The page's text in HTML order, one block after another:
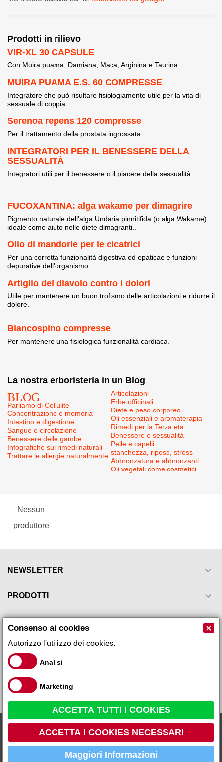
Collagene marino polvere...
16,00 € 9,60 €
AGGIUNGI AL CARRELLO
Prodotti in rilievo
VIR-XL 30 CAPSULE
Con Muira puama, Damiana, Maca, Arginina e Taurina.
MUIRA PUAMA E.S. 60 COMPRESSE
Integratore che può risultare fisiologiamente utile per la vita di
sessuale di coppia.
Serenoa repens 120 compresse
Per il trattamento della prostata ingrossata.
INTEGRATORI PER IL BENESSERE DELLA
SESSUALITÀ
Integratori utili per il benessere o il piacere della sessualità.
FUCOXANTINA: alga wakame per dimagrire
Pigmento naturale dell'alga Undaria pinnitifida (o alga Wakame)
ideale come aiuto nelle diete dimagranti..
Olio di mandorle per le cicatrici
Per una corretta funzionalità digestiva ed epaticae e funzioni
depurative dell’organismo.
Artiglio del diavolo contro i dolori
Utile per mantenere un buon trofismo delle articolazioni e ridurre il
dolore.
Biancospino compresse
Per mantenere una fisiologica funzionalità cardiaca.
La nostra erboristeria in un Blog
BLOG
Parliamo di Cellulite
Concentrazione e memoria
Intestino e digestione
Sangue e circolazione
Benessere delle gambe
Infografiche sui rimedi naturali
Trattare le allergie naturalmente
Articolazioni
Erbe officinali
Diete e peso corporeo
Oli essenziali e aromaterapia
Rimedi per la Terza eta
Benessere e sessualità
Pelle e capelli
stanchezza, riposo, stress
Abbronzatura e abbronzanti
Oli vegetali come cosmetici
Nessun
produttore
NEWSLETTER 
PRODOTTI 

IL TUO ACCOUNT
Consenso ai cookies ×
Autorizzo l'utilizzo dei cookies.
Analisi
Marketing
ACCETTA TUTTI I COOKIES
ACCETTA I COOKIES NECESSARI
Maggiori Informazioni
Galeno Sistemi s.r.l via Leopardi, 17 - 59015 - Carmignano Loc.
Comeana (PO) Tel 055 87 10 105 P.IVA 01666260979 R.E.A PO
459736